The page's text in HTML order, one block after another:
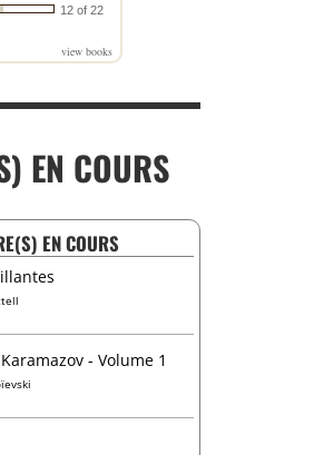
12 of 22
view books
EN COURS
EN COURS
- Volume 1